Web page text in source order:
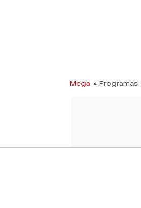
Mega » Programas